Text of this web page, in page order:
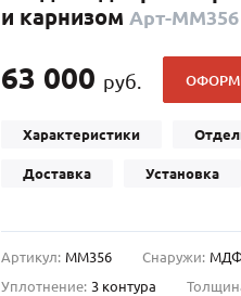
С отбойником(91)
С импостами (73)
С витражами (11)
В современном стиле
и карнизом Арт-ММ356
63 000 руб.
Характеристики
Доставка Установка
Артикул: ММ356 Снаружи:
Уплотнение: 3 контура